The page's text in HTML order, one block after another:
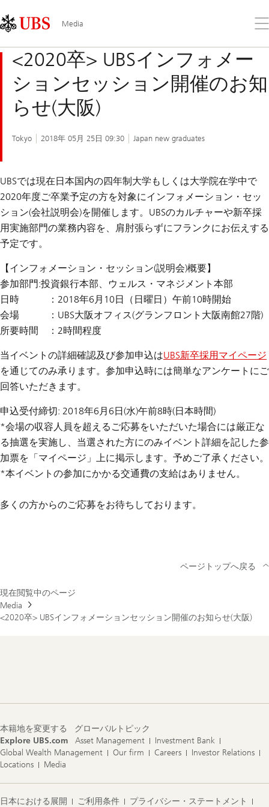
Links
Area
Media
メ
ュ
開
<2020卒> UBSインフォメー
ションセッション開催のお知
らせ(大阪)
Tokyo 2018年 05月 25日 09:30 Japan new graduates
UBSでは現在日本国内の四年制大学もしくは大学院在学中で
2020年度ご卒業予定の方を対象にインフォメーション・セッ
ション(会社説明会)を開催します。UBSのカルチャーや新卒採
用実施部門の業務内容を、肩肘張らずにフランクにお伝えする
予定です。
【インフォメーション・セッション(説明会)概要】
参加部門:投資銀行本部、ウェルス・マネジメント本部
日時 ：2018年6月10日（日曜日）午前10時開始
会場 ：UBS大阪オフィス(グランフロント大阪南館27階)
所要時間 ：2時間程度
当イベントの詳細確認及び参加申込はUBS新卒採用マイページ
を通じてのみ承ります。参加申込時には簡単なアンケートにご
回答いただきます。
申込受付締切: 2018年6月6日(水)午前8時(日本時間)
*会場の収容人員を超えるご応募をいただいた場合には厳正な
る抽選を実施し、当選された方にのみイベント詳細を記した参
加票を「マイページ」上に掲示します。予めご了承ください。
*本イベントの参加にかかる交通費の支給はありません。
多くの方からのご応募をお待ちしております。
現在閲覧中のページ
Media
<2020卒> UBSインフォメーションセッション開催のお知らせ(大阪)
ページトップへ戻る
本籍地を変更する
グローバルトピック
Explore UBS.com
Asset Management
Investment Bank
Global Wealth Management
Our firm Careers
Investor Relations
Locations
Media
日本における展開 ご利用条件 プライバシー・ステートメント